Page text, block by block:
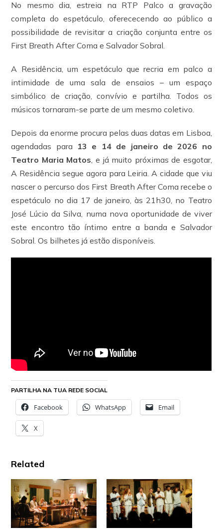
No mesmo dia, estreia na RTP Palco a gravação
completa do espetáculo, oferececendo ao público a
possibilidade de revisitar a criação conjunta entre os
First Breath After Coma e Salvador Sobral.
A Residência, um espetáculo que recria em palco a
intimidade de uma sala de ensaios – um espaço
simbólico de criação, convívio e partilha. Todos os
músicos tornaram-se parte de um mesmo coletivo.
Depois da enorme procura pelas duas datas em Lisboa,
agendadas para 13 e 14 de janeiro de 2026 no
Teatro Maria Matos , e já muito próximas de esgotar,
A Residência segue agora para Leiria. A cidade que viu
nascer o percurso dos First Breath After Coma recebe o
espetáculo no dia 17 de janeiro, às 21h30, no Teatro
José Lúcio da Silva, numa nova oportunidade de viver
este encontro tão íntimo entre a banda e Salvador
Sobral. Os bilhetes já estão disponíveis.
PARTILHA NA TUA REDE SOCIAL
Facebook WhatsApp Email
X
Related